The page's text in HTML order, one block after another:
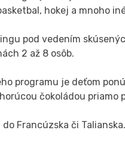
hokej a mnoho
pod vedením
2 až 8 osôb.
programu je deťom
čokoládou priamo
Francúzska či Talianska.